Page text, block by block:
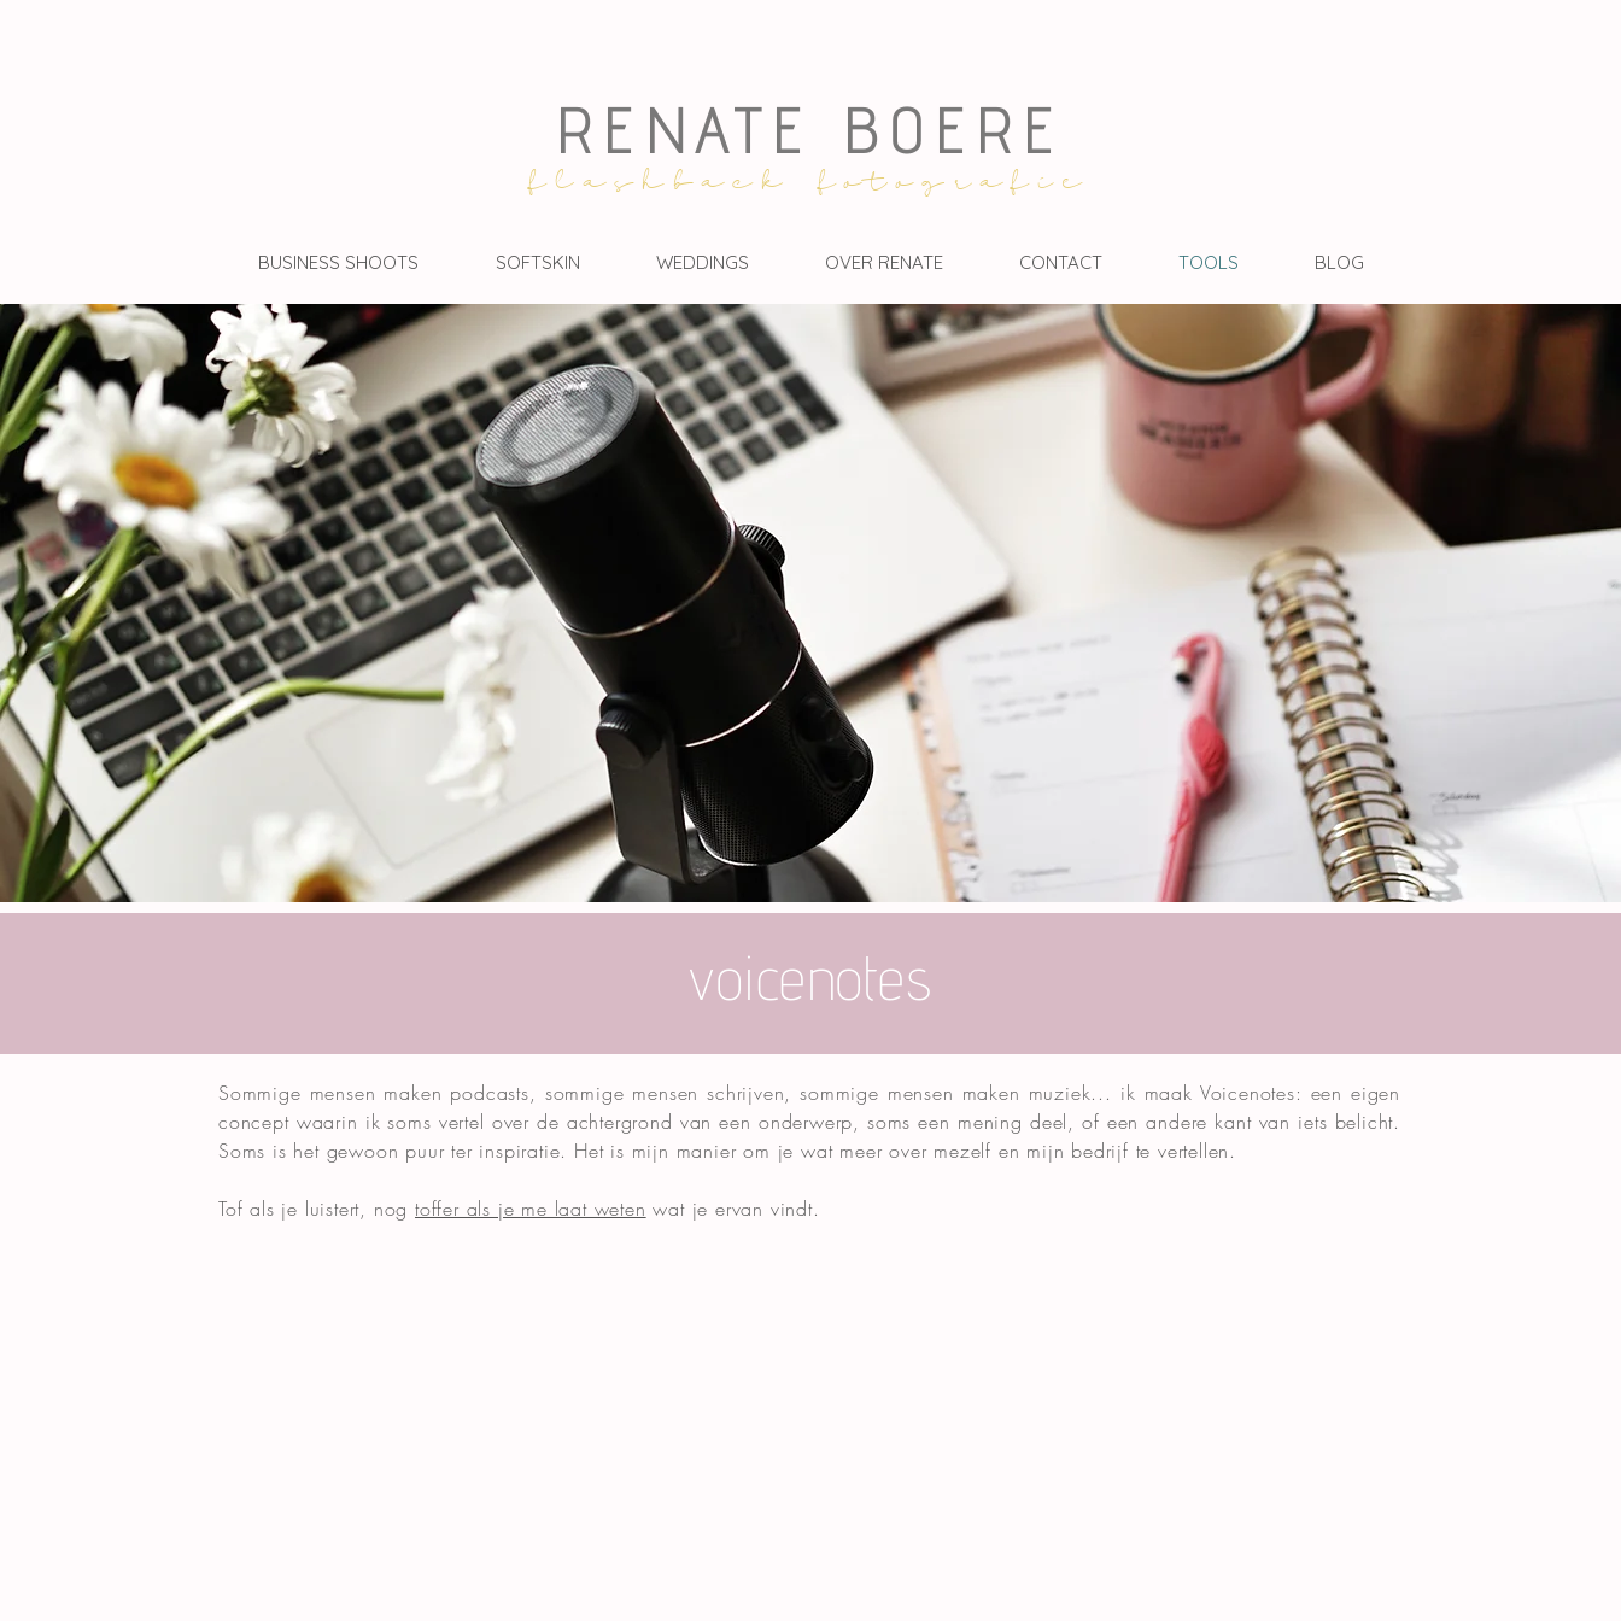
RENATE BOERE
flashback fotografie
BUSINESS SHOOTS SOFTSKIN WEDDINGS OVER RENATE CONTACT TOOLS BLOG
voicenotes
Sommige mensen maken podcasts, sommige mensen schrijven, sommige mensen maken muziek... ik maak Voicenotes: een eigen
concept waarin ik soms vertel over de achtergrond van een onderwerp, soms een mening deel, of een andere kant van iets belicht.
Soms is het gewoon puur ter inspiratie. Het is mijn manier om je wat meer over mezelf en mijn bedrijf te vertellen.
Tof als je luistert, nogtoffer als je me laat weten wat je ervan vindt.